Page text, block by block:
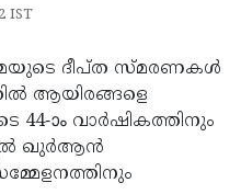
IST
ദീപ്ത സ്മരണകള്‍
ആയിരങ്ങളെ
44-ാം വാര്‍ഷികത്തിനും
ഖുര്‍ആന്‍